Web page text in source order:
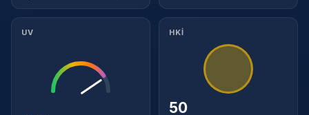
UV HKİ
50